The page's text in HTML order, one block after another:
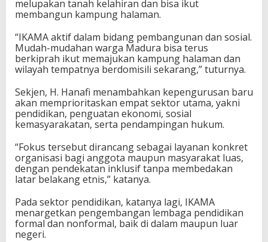
melupakan tanah kelahiran dan bisa ikut
membangun kampung halaman.
“IKAMA aktif dalam bidang pembangunan dan sosial.
Mudah-mudahan warga Madura bisa terus
berkiprah ikut memajukan kampung halaman dan
wilayah tempatnya berdomisili sekarang,” tuturnya.
Sekjen, H. Hanafi menambahkan kepengurusan baru
akan memprioritaskan empat sektor utama, yakni
pendidikan, penguatan ekonomi, sosial
kemasyarakatan, serta pendampingan hukum.
“Fokus tersebut dirancang sebagai layanan konkret
organisasi bagi anggota maupun masyarakat luas,
dengan pendekatan inklusif tanpa membedakan
latar belakang etnis,” katanya.
Pada sektor pendidikan, katanya lagi, IKAMA
menargetkan pengembangan lembaga pendidikan
formal dan nonformal, baik di dalam maupun luar
negeri.